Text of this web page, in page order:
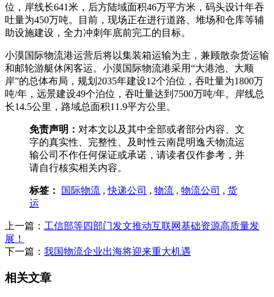
位，岸线长641米，后方陆域面积46万平方米，码头设计年吞
吐量为450万吨。目前，现场正在进行道路、堆场和仓库等辅
助设施建设，全力冲刺年底前完工的目标。
小漠国际物流港运营后将以集装箱运输为主，兼顾散杂货运输
和邮轮游艇休闲客运。小漠国际物流港采用“大港池、大顺
岸”的总体布局，规划2035年建设12个泊位，吞吐量为1800万
吨/年，远景建设49个泊位，吞吐量达到7500万吨/年。岸线总
长14.5公里，路域总面积11.9平方公里。
免责声明： 对本文以及其中全部或者部分内容、文
字的真实性、完整性、及时性云南昆明逸天物流运
输公司不作任何保证或承诺，请读者仅作参考，并
请自行核实相关内容。
标签： 国际物流 ,快递公司 , 物流 , 物流公司 , 货
运
上一篇： 工信部等四部门发文推动互联网基础资源高质量发
展！
下一篇： 我国物流企业出海将迎来重大机遇
相关文章